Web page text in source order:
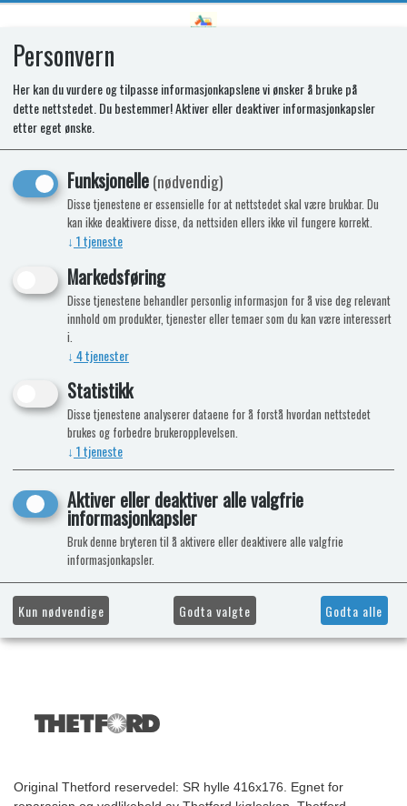
SR SHELF 416 * 176
Original Thetford reservedel: SR hylle 416x176. Egnet for
Personvern
Her kan du vurdere og tilpasse informasjonkapslene vi ønsker å bruke på
dette nettstedet. Du bestemmer! Aktiver eller deaktiver informasjonkapsler
etter eget ønske.
Funksjonelle(nødvendig)
Disse tjenestene er essensielle for at nettstedet skal være brukbar. Du
kan ikke deaktivere disse, da nettsiden ellers ikke vil fungere korrekt.
↓ 1tjeneste
Markedsføring
Disse tjenestene behandler personlig informasjon for å vise deg relevant
innhold om produkter, tjenester eller temaer som du kan være interessert
i.
↓ 4tjenester
Statistikk
Disse tjenestene analyserer dataene for å forstå hvordan nettstedet
brukes og forbedre brukeropplevelsen.
↓ 1tjeneste
Aktiver eller deaktiver alle valgfrie
informasjonkapsler
Bruk denne bryteren til å aktivere eller deaktivere alle valgfrie
informasjonkapsler.
Kun nødvendige Godta valgte Godta alle